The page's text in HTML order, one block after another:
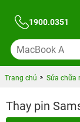
1900.0351
Trang chủ Sửa chữa
Thay pin